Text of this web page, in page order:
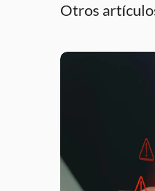
Otros